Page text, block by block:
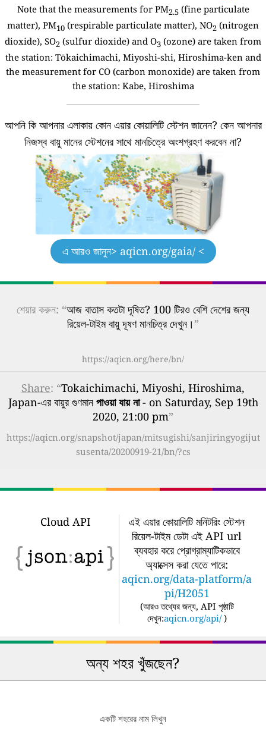
Note that the measurements for PM2.5 (fine particulate
matter), PM10 (respirable particulate matter), NO2 (nitrogen
dioxide), SO2 (sulfur dioxide) and O3 (ozone) are taken from
the station: Tōkaichimachi, Miyoshi-shi, Hiroshima-ken and
the measurement for CO (carbon monoxide) are taken from
the station: Kabe, Hiroshima
আপনি কি আপনার এলাকায় কোন এয়ার কোয়ালিটি স্টেশন জানেন? কেন আপনার
নিজস্ব বায়ু মানের স্টেশনের সাথে মানচিত্রে অংশগ্রহণ করবেন না?
এ আরও জানুন> aqicn.org/gaia/ <
শেয়ার করুন: “আজ বাতাস কতটা দূষিত? 100 টিরও বেশি দেশের জন্য
রিয়েল-টাইম বায়ু দূষণ মানচিত্র দেখুন।”
https://aqicn.org/here/bn/
Share: “Tokaichimachi, Miyoshi, Hiroshima,
Japan-এর বায়ুর গুণমান পাওয়া যায় না- on Saturday, Sep 19th
2020, 21:00 pm”
https://aqicn.org/snapshot/japan/mitsugishi/sanjiringyogijut
susenta/20200919-21/bn/?cs
Cloud API
এই এয়ার কোয়ালিটি মনিটরিং স্টেশন
রিয়েল-টাইম ডেটা এই API url
ব্যবহার করে প্রোগ্রাম্যাটিকভাবে
অ্যাক্সেস করা যেতে পারে:
aqicn.org/data-platform/a
pi/H2051
(আরও তথ্যের জন্য, API পৃষ্ঠাটি
দেখুন:aqicn.org/api/ )
অন্য শহর খুঁজছেন?
একটি শহরের নাম লিখুন